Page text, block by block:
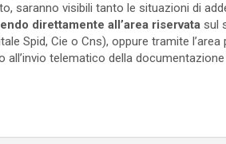
saranno visibili tanto le situazioni di
direttamente all’area riservata sul
Spid, Cie o Cns), oppure tramite l’area
telematico della